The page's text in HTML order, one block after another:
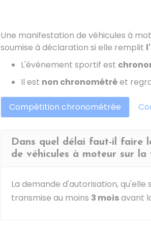
Une manifestation de véhicules à
soumise à déclaration si elle remplit
L'événement sportif est
Il est non chronométréet
Compétition chronométrée
Dans quel délai faut-il faire
de véhicules à moteur sur la
La demande d'autorisation,
transmise au moins 3 moisavant